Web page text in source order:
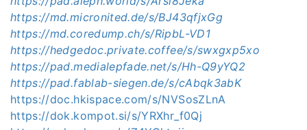
https://md.micronited.de/s/BJ43qfjxGg
https://md.coredump.ch/s/RipbL-VD1
https://hedgedoc.private.coffee/s/swxgxp5xo
https://pad.medialepfade.net/s/Hh-Q9yYQ2
https://pad.fablab-siegen.de/s/cAbqk3abK
https://doc.hkispace.com/s/NVSosZLnA
https://dok.kompot.si/s/YRXhr_f0Qj